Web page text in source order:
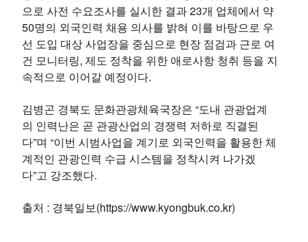
으로 사전 수요조사를 실시한 결과 23개 업체에서 약
50명의 외국인력 채용 의사를 밝혀 이를 바탕으로 우
선 도입 대상 사업장을 중심으로 현장 점검과 근로 여
건 모니터링, 제도 정착을 위한 애로사항 청취 등을 지
속적으로 이어갈 예정이다.
김병곤 경북도 문화관광체육국장은 “도내 관광업계
의 인력난은 곧 관광산업의 경쟁력 저하로 직결된
다”며 “이번 시범사업을 계기로 외국인력을 활용한 체
계적인 관광인력 수급 시스템을 정착시켜 나가겠
다”고 강조했다.
출처 : 경북일보(https://www.kyongbuk.co.kr)